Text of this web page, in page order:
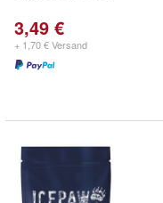
3,49 €
+ 1,70 € Versand